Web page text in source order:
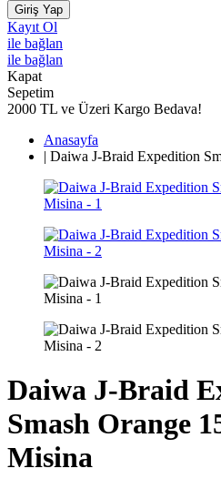
Giriş Yap
Kayıt Ol
ile bağlan
ile bağlan
Kapat
Sepetim
2000 TL ve Üzeri Kargo Bedava!
Anasayfa
| Daiwa J-Braid Expedition
Daiwa J-Braid
Smash Orange
Misina